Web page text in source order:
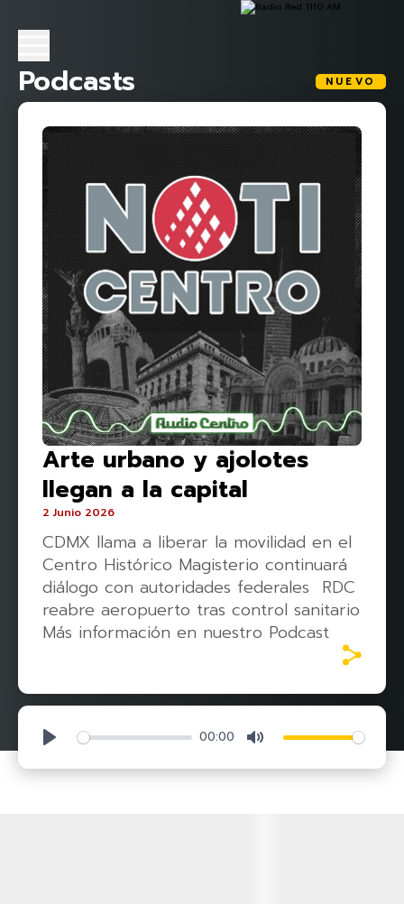
Podcasts NUEVO
Arte urbano y ajolotes
llegan a la capital
2 Junio 2026
CDMX llama a liberar la movilidad en el
Centro Histórico Magisterio continuará
diálogo con autoridades federales RDC
reabre aeropuerto tras control sanitario
Más información en nuestro Podcast
Play 00:00 Mute